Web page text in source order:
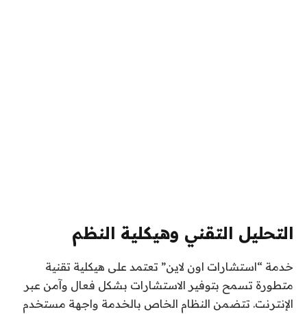
التحليل التقني وهيكلية النظم
خدمة “استشارات اون لاين” تعتمد على هيكلية تقنية
متطورة تسمح بتوفير الاستشارات بشكل فعال وآمن عبر
الإنترنت. تتضمن النظام الخاص بالخدمة واجهة مستخدم